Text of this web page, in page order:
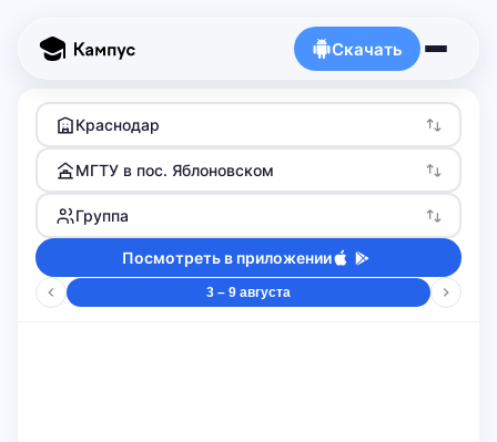
Скачать
Краснодар
МГТУ в пос. Яблоновском
Группа
Посмотреть в приложении
3 – 9 августа